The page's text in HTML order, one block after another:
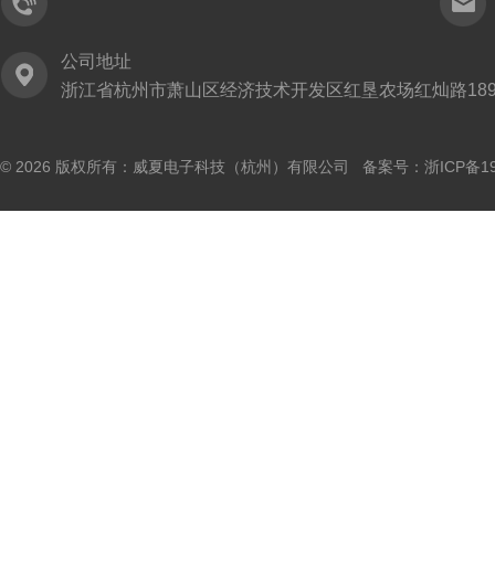
公司地址
浙江省杭州市萧山区经济技术开发区红垦农场红灿路
© 2026 版权所有：威夏电子科技（杭州）有限公司 备案号： 浙ICP备